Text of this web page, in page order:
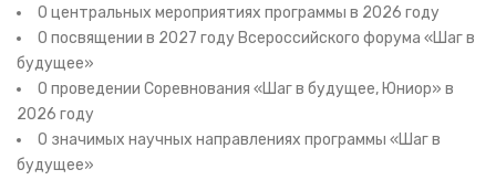
О центральных мероприятиях программы в 2026 году
О посвящении в 2027 году Всероссийского форума «Шаг в
будущее»
О проведении Соревнования «Шаг в будущее, Юниор» в
2026 году
О значимых научных направлениях программы «Шаг в
будущее»